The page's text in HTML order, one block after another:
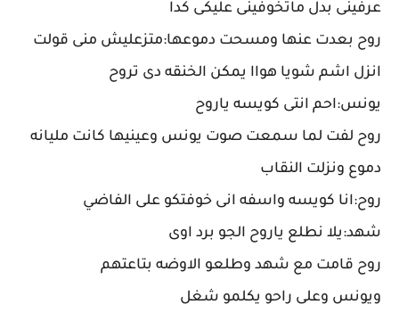
عرفينى بدل ماتخوفينى عليكى كدا
روح بعدت عنها ومسحت دموعها:متزعليش منى قولت
انزل اشم شويا هواا يمكن الخنقه دى تروح
يونس:احم انتى كويسه ياروح
روح لفت لما سمعت صوت يونس وعينيها كانت مليانه
دموع ونزلت النقاب
روح:انا كويسه واسفه انى خوفتكو على الفاضي
شهد:يلا نطلع ياروح الجو برد اوى
روح قامت مع شهد وطلعو الاوضه بتاعتهم
ويونس وعلى راحو يكلمو شغل